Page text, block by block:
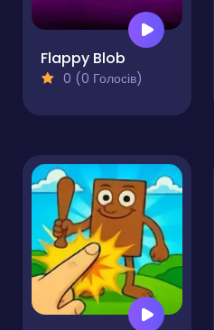
Flappy Blob
0 (0 Голосів)